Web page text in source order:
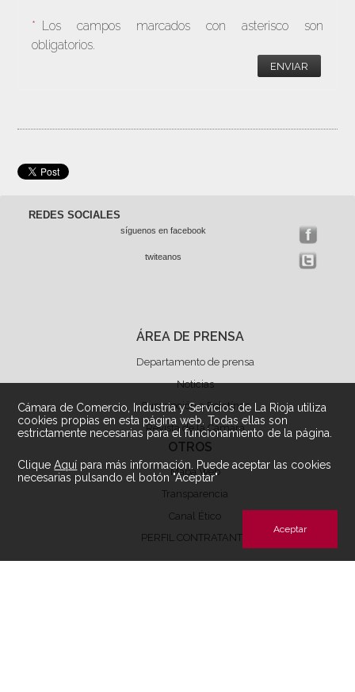
Cámara de Comercio, Industria y Servicios de La Rioja utiliza
cookies propias en esta página web. Todas ellas son
estrictamente necesarias para el funcionamiento de la página.
CliqueAquí para más información. Puede aceptar las cookies
necesarias pulsando el botón "Aceptar"
Aceptar
* Los campos marcados con asterisco son
obligatorios.
ENVIAR
REDES SOCIALES
síguenos en facebook
twiteanos
ÁREA DE PRENSA
Departamento de prensa
Noticias
Suscripción a Boletínes
Revista de la Cámara
OTROS
Mapa Web
Transparencia
Canal Ético
PERFIL CONTRATANTE